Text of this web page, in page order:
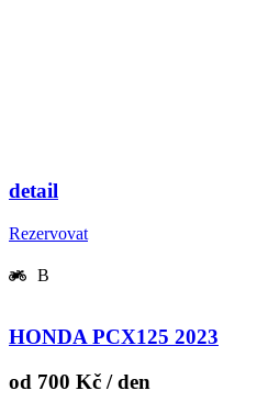
detail
Rezervovat
B
HONDA PCX125 2023
od 700 Kč / den